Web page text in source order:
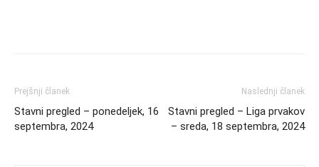
Prejšnji članek
Stavni pregled – ponedeljek, 16
septembra, 2024
Naslednji članek
Stavni pregled – Liga prvakov
– sreda, 18 septembra, 2024